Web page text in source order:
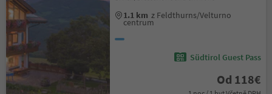
1.1 km z Feldthurns/Velturno
centrum
Südtirol Guest Pass
Od 118€